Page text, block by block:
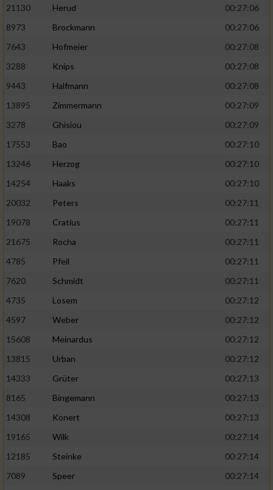
21130
Herud
00:27:06
8973
Brockmann
00:27:06
7643
Hofmeier
00:27:08
3288
Knips
00:27:08
9443
Halfmann
00:27:08
13895
Zimmermann
00:27:09
3278
Ghisiou
00:27:09
17553
Bao
00:27:10
13246
Herzog
00:27:10
14254
Haaks
00:27:10
20032
Peters
00:27:11
19078
Cratius
00:27:11
21675
Rocha
00:27:11
4785
Pfeil
00:27:11
7620
Schmidt
00:27:11
4735
Losem
00:27:12
4597
Weber
00:27:12
15608
Meinardus
00:27:12
13815
Urban
00:27:12
14333
Grüter
00:27:13
8165
Bingemann
00:27:13
14308
Konert
00:27:13
19165
Wilk
00:27:14
12185
Steinke
00:27:14
7089
Speer 00:27:14